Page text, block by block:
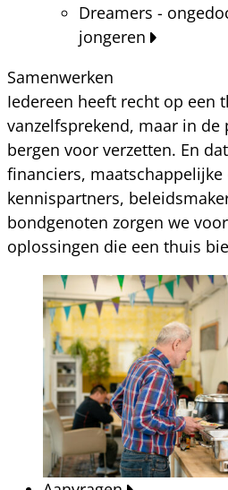
Dreamers -
jongeren
Samenwerken
Iedereen heeft recht op een
vanzelfsprekend, maar in
bergen voor verzetten. En
financiers, maatschappelijke
kennispartners,
bondgenoten zorgen we
oplossingen die een thuis